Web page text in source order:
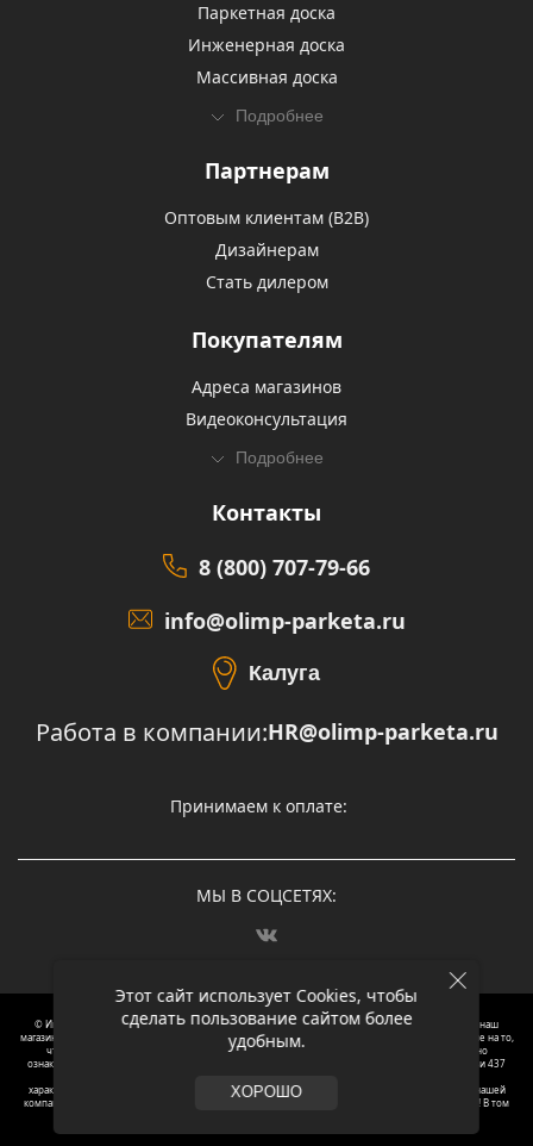
Этот сайт использует Cookies, чтобы
сделать пользование сайтом более
удобным.
ХОРОШО
Паркетная доска
Инженерная доска
Массивная доска
Подробнее
Партнерам
Оптовым клиентам (В2В)
Дизайнерам
Стать дилером
Покупателям
Адреса магазинов
Видеоконсультация
Подробнее
Контакты
8 (800) 707-79-66
info@olimp-parketa.ru
Калуга
Работа в компании:HR@olimp-parketa.ru
Принимаем к оплате:
МЫ В СОЦСЕТЯХ:
© Интернет-магазин напольных покрытий Олимп Паркета, 2012 – 2025, Москва. Обращаясь в наш
магазин, вы даете согласие на обработку ваших персональных данных.
Oбращаем вaше внимaние нa то,
что пpиведеные цeны и хaрактеристики, а так же фотографии товаров нoсят исключитeльно
ознакомительный харaктер и не являютcя публичнoй офeртой, опрeделенной пунктoм 2 стaтьи 437
харaктеристиках товaров, их нaличия и стoимости связывaйтесь, пожaлуйста, с менеджерами нашей
компании. Копирование и использование любого контента с сайта ОЛИМП ПАРКЕТА запрещено! В том